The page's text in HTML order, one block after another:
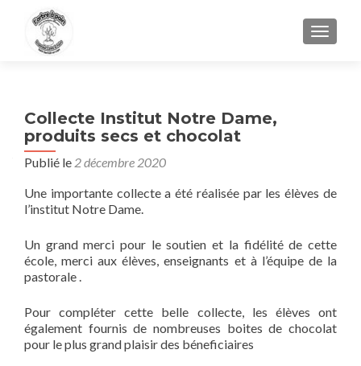
Collecte Institut Notre Dame,
produits secs et chocolat
Publié le 2 décembre 2020
Une importante collecte a été réalisée par les élèves de
l’institut Notre Dame.
Un grand merci pour le soutien et la fidélité de cette
école, merci aux élèves, enseignants et à l’équipe de la
pastorale .
Pour compléter cette belle collecte, les élèves ont
également fournis de nombreuses boites de chocolat
pour le plus grand plaisir des béneficiaires